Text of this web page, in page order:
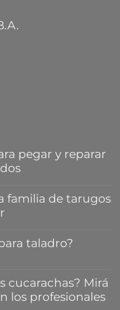
pegar y reparar
familia de tarugos
taladro?
cucarachas? Mirá
los profesionales